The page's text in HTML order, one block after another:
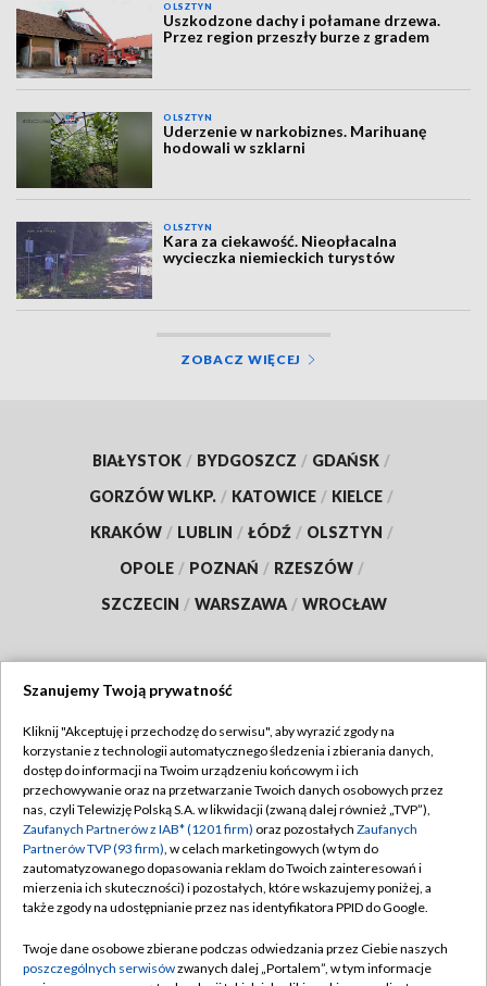
OLSZTYN
Uszkodzone dachy i połamane drzewa.
Przez region przeszły burze z gradem
OLSZTYN
Uderzenie w narkobiznes. Marihuanę
hodowali w szklarni
OLSZTYN
Kara za ciekawość. Nieopłacalna
wycieczka niemieckich turystów
ZOBACZ WIĘCEJ
BIAŁYSTOK / BYDGOSZCZ / GDAŃSK /
GORZÓW WLKP. / KATOWICE / KIELCE /
KRAKÓW / LUBLIN / ŁÓDŹ / OLSZTYN /
OPOLE / POZNAŃ / RZESZÓW /
SZCZECIN / WARSZAWA / WROCŁAW
TVP
Abonament TVP
Emisja w TVP
Centrum informacji TVP
Naziemna Telewizja Cyfrowa
Rada Programowa
Regulamin TVP
Polityka prywatności
Moje zgody
Pomoc
Kontakt
Szanujemy Twoją prywatność
Kliknij "Akceptuję i przechodzę do serwisu", aby wyrazić zgody na
korzystanie z technologii automatycznego śledzenia i zbierania danych,
dostęp do informacji na Twoim urządzeniu końcowym i ich
przechowywanie oraz na przetwarzanie Twoich danych osobowych przez
nas, czyli Telewizję Polską S.A. w likwidacji (zwaną dalej również „TVP”),
Zaufanych Partnerów z IAB* (1201 firm) oraz pozostałych Zaufanych
Partnerów TVP (93 firm), w celach marketingowych (w tym do
zautomatyzowanego dopasowania reklam do Twoich zainteresowań i
mierzenia ich skuteczności) i pozostałych, które wskazujemy poniżej, a
także zgody na udostępnianie przez nas identyfikatora PPID do Google.
Twoje dane osobowe zbierane podczas odwiedzania przez Ciebie naszych
poszczególnych serwisówzwanych dalej „Portalem”, w tym informacje